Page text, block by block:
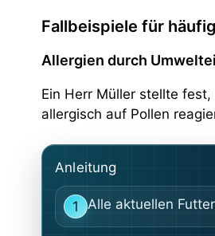
Fallbeispiele für
Allergien durch
Ein Herr Müller stellte
allergisch auf Pollen
Anleitung
1 Alle aktuellen